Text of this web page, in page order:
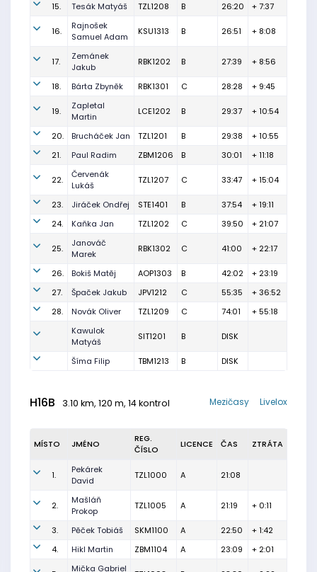
15.
Tesák Matyáš TZL1208 B 26:20 + 7:37
16.
Rajnošek
Samuel Adam
KSU1313 B 26:51 + 8:08
17.
Zemánek
Jakub
RBK1202 B 27:39 + 8:56
18. Bárta Zbyněk RBK1301 C 28:28 + 9:45
19.
Zapletal
Martin
LCE1202 B 29:37 + 10:54
20. Brucháček Jan TZL1201 B 29:38
+ 10:55
21.
Paul Radim ZBM1206 B 30:01 + 11:18
22.
Červenák
Lukáš
TZL1207 C 33:47 + 15:04
23. Jiráček Ondřej STE1401 B 37:54
+ 19:11
24.
Kaňka Jan TZL1202 C 39:50 + 21:07
25.
Janováč
Marek
RBK1302 C 41:00 + 22:17
26. Bokiš Matěj AOP1303 B 42:02
+ 23:19
27.
Špaček Jakub JPV1212 C 55:35
+ 36:52
28.
Novák Oliver TZL1209 C 74:01
+ 55:18
Kawulok
Matyáš
SIT1201 B DISK
Šíma Filip TBM1213 B DISK
H16B 3.10 km, 120 m, 14 kontrol Livelox
Mezičasy
MÍSTO JMÉNO
REG.
ČÍSLO
LICENCE ČAS ZTRÁTA
1.
Pekárek
David
TZL1000 A 21:08
2.
Mašláň
Prokop
TZL1005 A 21:19 + 0:11
3. Pěček Tobiáš SKM1100 A 22:50
+ 1:42
4.
Hikl Martin ZBM1104 A 23:09 + 2:01
Mička Gabriel